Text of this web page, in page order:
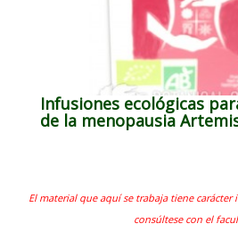
Infusiones ecológicas
de la menopausia
El material que aquí se trabaja tiene carácter
consúltese con el